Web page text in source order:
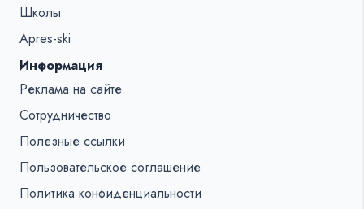
Школы
Apres-ski
Информация
Реклама на сайте
Сотрудничество
Полезные ссылки
Пользовательское соглашение
Политика конфиденциальности